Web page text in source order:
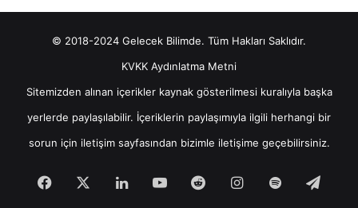
© 2018-2024 Gelecek Bilimde. Tüm Hakları Saklıdır.
KVKK Aydınlatma Metni
Sitemizden alınan içerikler kaynak gösterilmesi kuralıyla başka
yerlerde paylaşılabilir. İçeriklerin paylaşımıyla ilgili herhangi bir
sorun için iletişimsayfasından bizimle iletişime geçebilirsiniz.
Facebook LinkedInYouTubeRedditInstagram
Spotify